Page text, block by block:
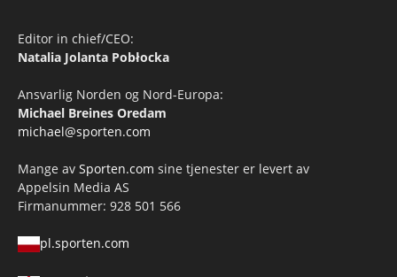
Editor in chief/CEO:
Natalia Jolanta Pobłocka
Ansvarlig Norden og Nord-Europa:
Michael Breines Oredam
michael@sporten.com
Mange av Sporten.com sine tjenester er levert av
Appelsin Media AS
Firmanummer: 928 501 566
pl.sporten.com